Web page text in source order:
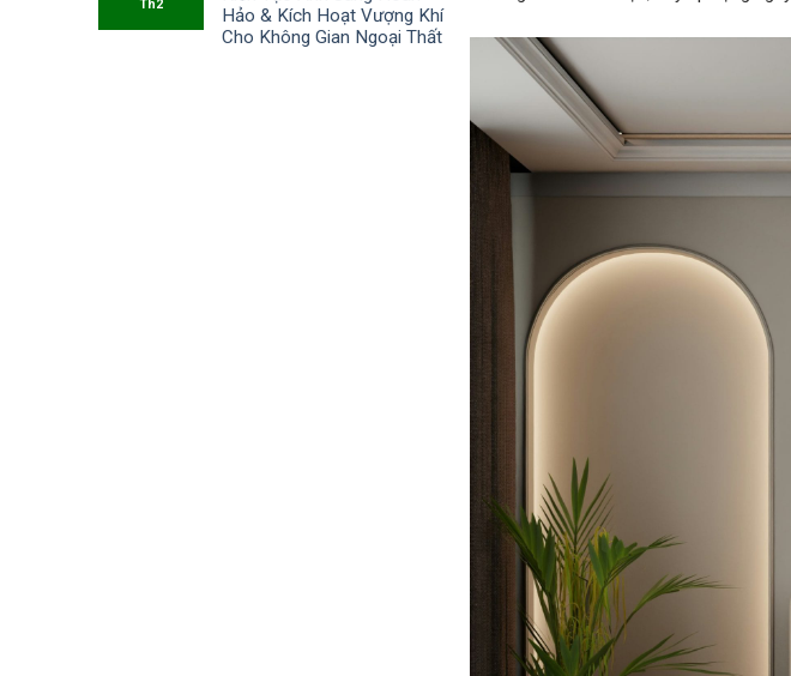
Th2
Hảo & Kích Hoạt Vượng Khí
Cho Không Gian Ngoại Thất